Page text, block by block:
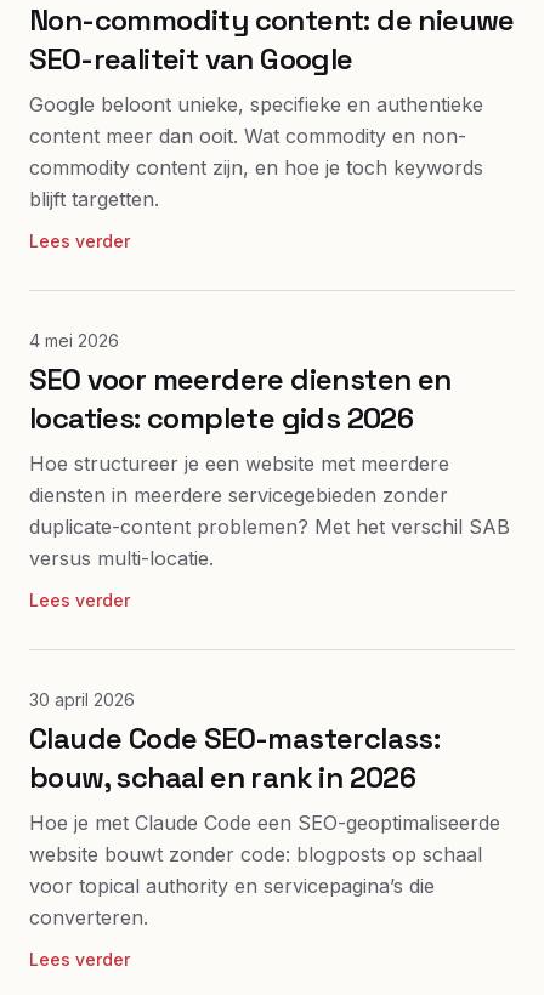
Non-commodity content: de nieuwe
SEO-realiteit van Google
Google beloont unieke, specifieke en authentieke
content meer dan ooit. Wat commodity en non-
commodity content zijn, en hoe je toch keywords
blijft targetten.
Lees verder
4 mei 2026
SEO voor meerdere diensten en
locaties: complete gids 2026
Hoe structureer je een website met meerdere
diensten in meerdere servicegebieden zonder
duplicate-content problemen? Met het verschil SAB
versus multi-locatie.
Lees verder
30 april 2026
Claude Code SEO-masterclass:
bouw, schaal en rank in 2026
Hoe je met Claude Code een SEO-geoptimaliseerde
website bouwt zonder code: blogposts op schaal
voor topical authority en servicepagina’s die
converteren.
Lees verder